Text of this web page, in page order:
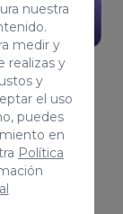
nuestra
medir y
realizas y
y
el uso
puedes
en
Política